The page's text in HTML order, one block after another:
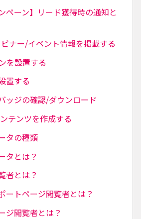
ペーン】リード獲得時の通知と
ナー/イベント情報を掲載する
を設置する
置する
ッジの確認/ダウンロード
テンツを作成する
タの種類
タとは？
者とは？
ートページ閲覧者とは？
ジ閲覧者とは？